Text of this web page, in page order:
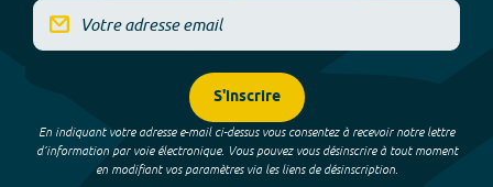
S'inscrire
En indiquant votre adresse e-mail ci-dessus vous consentez à recevoir notre lettre
d’information par voie électronique. Vous pouvez vous désinscrire à tout moment
en modifiant vos paramètres via les liens de désinscription.